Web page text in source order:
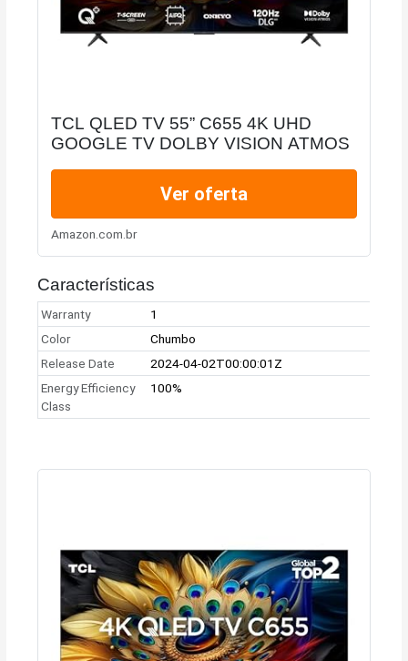
TCL QLED TV 55” C655 4K UHD
GOOGLE TV DOLBY VISION ATMOS
Ver oferta
Amazon.com.br
Características
Warranty
1
Color
Chumbo
Release Date
2024-04-02T00:00:01Z
Energy Efficiency
Class
100%